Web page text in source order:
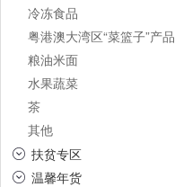
冷冻食品
粤港澳大湾区“菜篮子”产品
粮油米面
水果蔬菜
茶
其他
扶贫专区
温馨年货